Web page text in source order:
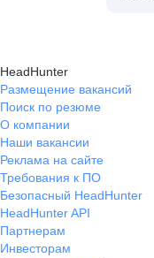
HeadHunter
Размещение вакансий
Поиск по резюме
О компании
Наши вакансии
Реклама на сайте
Требования к ПО
Безопасный HeadHunter
HeadHunter API
Партнерам
Инвесторам